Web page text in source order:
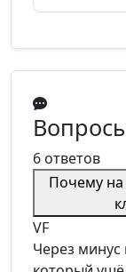
6 ответов
Почему
VF
Через минус